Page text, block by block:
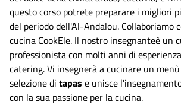
questo corso potrete preparare i migliori
del periodo dell'Al-Andalou. Collaboriamo
cucina CookEle. Il nostro insegnanteè un
professionista con molti anni di
catering. Vi insegnerà a cucinare un
selezione di tapas e unisce
con la sua passione per la cucina.